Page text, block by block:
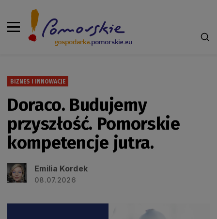
BIZNES I INNOWACJE
Doraco. Budujemy
przyszłość. Pomorskie
kompetencje jutra.
Emilia Kordek
08.07.2026